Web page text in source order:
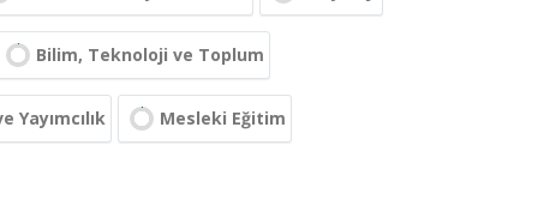
Bilim, Teknoloji ve Toplum
Yayımcılık Mesleki Eğitim